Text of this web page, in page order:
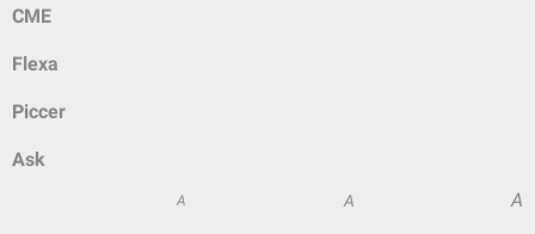
CME
Flexa
Piccer
Ask
A A A